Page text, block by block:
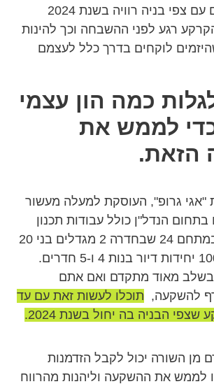
מאושרת למגורים עם צפי בניה רוויה בשנת 2024
רגע לפני ההשבחה וכך להינות
לוקחים בדרך כלל לעצמם
כמה הון עצמי
לממש את
הזאת.
"אגי גרופ", העוסקת למעלה מעשור
בתחום הנדל"ן כולל עבודות תכנון
ופיתוח, מקימה במתחם 24 שבחדרה 2 מגדלים בני 20
קומות, ובהם כ-100 יחידות דיור בנות 4 ו-5 חדרים.
מאוד מתקדם ואם אתם
להשקעה, תוכלו לעשות זאת עם עד
מן השורה יכול לקבל הזדמנות
לממש את ההשקעה וליהנות מהרווח